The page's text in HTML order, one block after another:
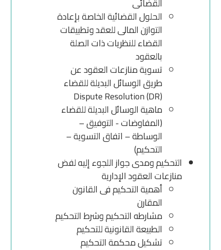
الحلول القضائية الخاصة بإعادة
التوازن المالى للعقد وتطبيقات
القضاء للنظريات ذات الصلة
بالعقود
تسوية منازعات العقود عن
طريق الوسائل البديلة للقضاء
Dispute Resolution (DR)
ماهية الوسائل البديلة للقضاء
(المفاوضات - التوفيق –
الوساطة – اتفاق التسوية –
التحكيم)
التحكيم ومدى جواز اللجوء إليه لفض
منازعات العقود الإدارية
أهمية التحكيم فى القانون
المقارن
مشارطه التحكيم وشرط التحكيم
الطبيعة القانونية للتحكيم
تشكيل محكمة التحكيم